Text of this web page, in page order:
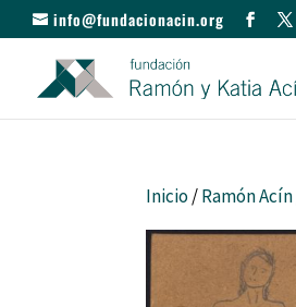
info@fundacionacin.org
Inicio/Ramón Acín